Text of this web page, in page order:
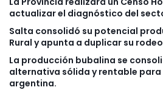
actualizar el diagnóstico del
Salta consolidó su potencial
Rural y apunta a duplicar su
La producción bubalina se
alternativa sólida y rentable
argentina.